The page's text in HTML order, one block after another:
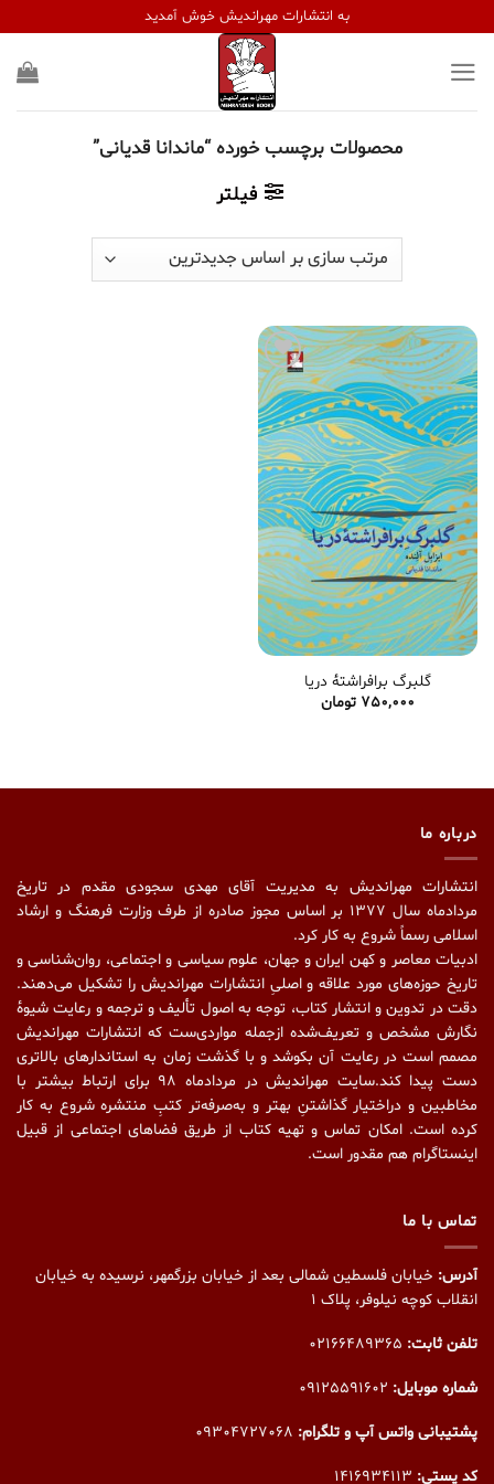
content
به انتشارات مهراندیش خوش آمدید
محصولات برچسب خورده “ماندانا قدیانی”
فیلتر
افزودن
به
علاقه
مندی
ها
گلبرگ برافراشتۀ دریا
750,000 تومان
درباره ما
انتشارات مهراندیش به مدیریت آقای مهدی سجودی مقدم در تاریخ
مردادماه سال ۱۳۷۷ بر اساس مجوز صادره از طرف وزارت فرهنگ و ارشاد
اسلامی رسماً شروع به کار کرد.
ادبیات معاصر و کهن ایران و جهان، علوم سیاسی و اجتماعی، روان‌شناسی و
تاریخ حوزه‌های مورد علاقه و اصلیِ انتشارات مهراندیش را تشکیل می‌دهند.
دقت در تدوین و انتشار کتاب،‌ توجه به اصول تألیف و ترجمه و رعایت شیوهٔ
نگارش مشخص و تعریف‌شده ازجمله مواردی‌ست که انتشارات مهراندیش
مصمم است در رعایت آن بکوشد و با گذشت زمان به استاندارهای بالاتری
دست پیدا کند.سایت مهراندیش در مردادماه ۹۸ برای ارتباط بیشتر با
مخاطبین و دراختیار گذاشتنِ بهتر و به‌صرفه‌تر کتبِ منتشره شروع به کار
کرده است. امکان تماس و تهیه کتاب از طریق فضاهای اجتماعی از قبیل
اینستاگرام هم مقدور است.
تماس با ما
آدرس: خیابان فلسطین شمالی بعد از خیابان بزرگمهر، نرسیده به خیابان
انقلاب کوچه نیلوفر، پلاک ۱
تلفن ثابت:
شماره موبایل:
پشتیبانی واتس آپ و تلگرام:
کد پستی: